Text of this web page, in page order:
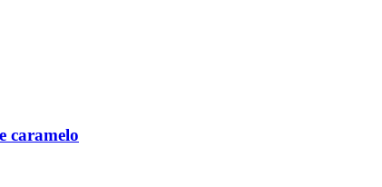
caramelo